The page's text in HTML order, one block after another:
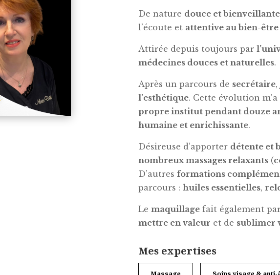
De nature douce et bienveillante
l’écoute et attentive au bien-être
Attirée depuis toujours par
médecines douces et naturelles.
Après un parcours de secrétaire
l’esthétique. Cette évolution
propre institut pendant douze
humaine et enrichissante.
Désireuse d’apporter détente et
nombreux massages relaxants (
D’autresformations
parcours :huiles essentielles,
Lemaquillage fait également
mettre en valeur et de sublimer
Mes expertises